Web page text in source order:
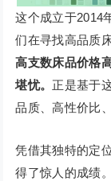
这个成立于2014
们在寻找高品质
高支数床品价格
堪忧。 正是基于
品质、高性价比
凭借其独特的定
得了惊人的成绩